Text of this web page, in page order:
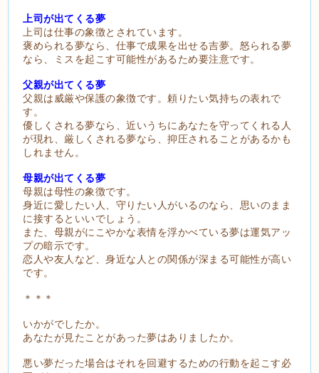
上司が出てくる夢
上司は仕事の象徴とされています。
褒められる夢なら、仕事で成果を出せる吉夢。怒られる夢
なら、ミスを起こす可能性があるため要注意です。
父親が出てくる夢
父親は威厳や保護の象徴です。頼りたい気持ちの表れで
す。
優しくされる夢なら、近いうちにあなたを守ってくれる人
が現れ、厳しくされる夢なら、抑圧されることがあるかも
しれません。
母親が出てくる夢
母親は母性の象徴です。
身近に愛したい人、守りたい人がいるのなら、思いのまま
に接するといいでしょう。
また、母親がにこやかな表情を浮かべている夢は運気アッ
プの暗示です。
恋人や友人など、身近な人との関係が深まる可能性が高い
です。
＊＊＊
いかがでしたか。
あなたが見たことがあった夢はありましたか。
悪い夢だった場合はそれを回避するための行動を起こす必